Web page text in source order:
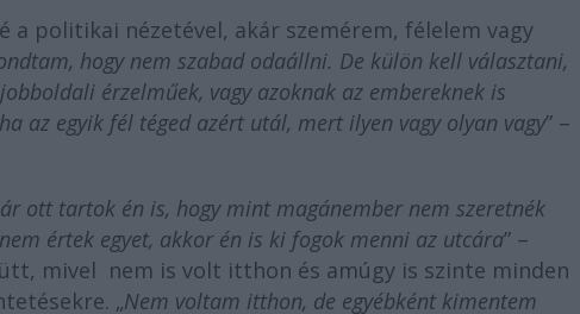
a politikai nézetével, akár szemérem, félelem vagy
hogy nem szabad odaállni. De külön kell választani,
érzelműek, vagy azoknak az embereknek is
az egyik fél téged azért utál, mert ilyen vagy olyan vagy” –
ott tartok én is, hogy mint magánember nem szeretnék
értek egyet, akkor én is ki fogok menni az utcára” –
mivel nem is volt itthon és amúgy is szinte minden
„Nem voltam itthon, de egyébként kimentem